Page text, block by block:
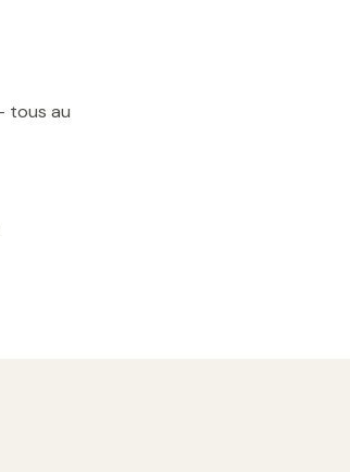
tous au